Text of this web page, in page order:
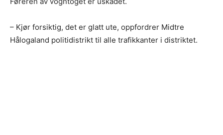
– Kjør forsiktig, det er glatt ute, oppfordrer Midtre
Hålogaland politidistrikt til alle trafikkanter i distriktet.